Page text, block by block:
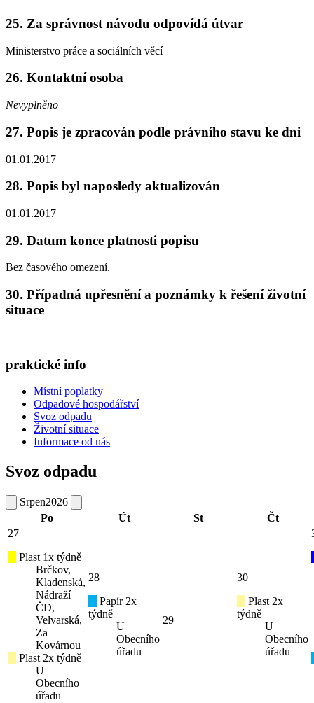
25. Za správnost návodu odpovídá útvar
Ministerstvo práce a sociálních věcí
26. Kontaktní osoba
Nevyplněno
27. Popis je zpracován podle právního stavu ke dni
01.01.2017
28. Popis byl naposledy aktualizován
01.01.2017
29. Datum konce platnosti popisu
Bez časového omezení.
30. Případná upřesnění a poznámky k řešení životní
situace
praktické info
Místní poplatky
Odpadové hospodářství
Svoz odpadu
Životní situace
Informace od nás
Svoz odpadu
Srpen2026
Po
Út St
Čt
27
Plast 1x týdně
Brčkov,
Kladenská,
Nádraží
ČD,
Velvarská,
Za
Kovárnou
Plast 2x týdně
U
Obecního
úřadu
28
Papír 2x
týdně
U
Obecního
úřadu
29
30
Plast 2x
týdně
U
Obecního
úřadu